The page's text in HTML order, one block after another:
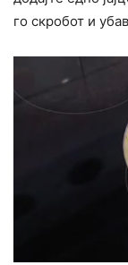
го скробот и